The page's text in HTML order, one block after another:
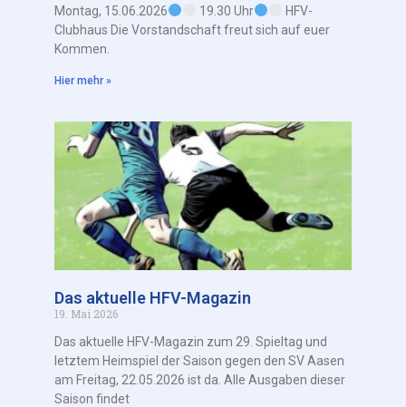
Montag, 15.06.2026
19.30 Uhr
HFV-
Clubhaus Die Vorstandschaft freut sich auf euer
Kommen.
Hier mehr »
Das aktuelle HFV-Magazin
19. Mai 2026
Das aktuelle HFV-Magazin zum 29. Spieltag und
letztem Heimspiel der Saison gegen den SV Aasen
am Freitag, 22.05.2026 ist da. Alle Ausgaben dieser
Saison findet